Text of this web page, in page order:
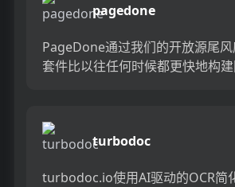
pagedone
PageDone通过我们的开放源尾
套件比以往任何时候都更快地构
turbodoc
turbodoc.io使用AI驱动的OCR简